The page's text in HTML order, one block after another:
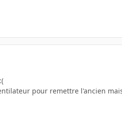
pour remettre l'ancien